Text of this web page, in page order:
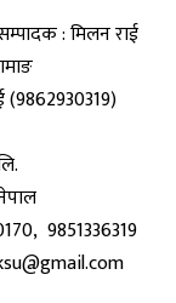
: मिलन राई
(9862930319)
9851336319
: २२५९